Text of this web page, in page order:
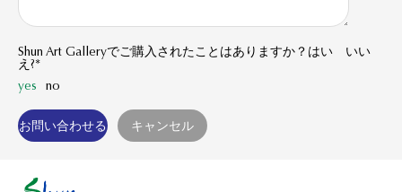
Shun Art Galleryでご購入されたことはありますか？はい いい
え?*
yes
no